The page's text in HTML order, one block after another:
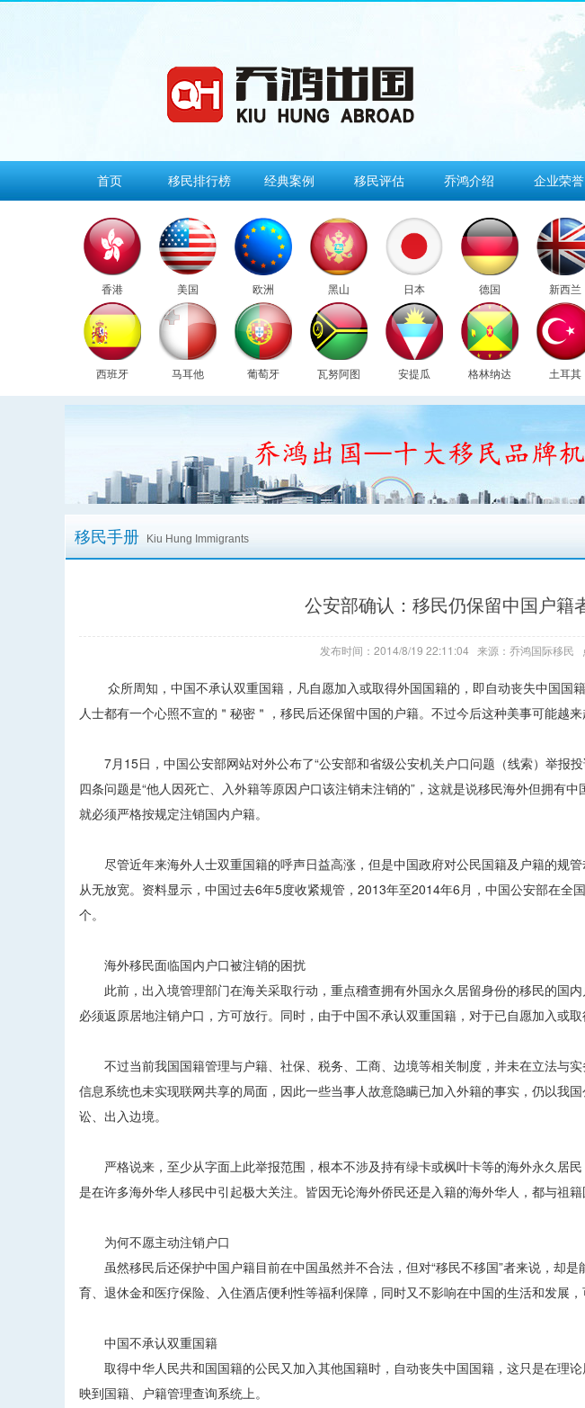
首页 移民排行榜 经典案例 移民评估 乔鸿介绍 企业荣誉
香港 美国 欧洲 黑山 日本 德国 新西兰
西班牙 马耳他 葡萄牙 瓦努阿图 安提瓜 格林纳达 土耳其
移民手册 Kiu Hung Immigrants
公安部确认：移民仍保留中国户籍
发布时间：2014/8/19 22:11:04 来源：乔鸿国际移民
众所周知，中国不承认双重国籍，凡自愿加入或取得外国国籍的，即自动丧失中国国
人士都有一个心照不宣的＂秘密＂，移民后还保留中国的户籍。不过今后这种美事可能越来
7月15日，中国公安部网站对外公布了“公安部和省级公安机关户口问题（线索）举报
四条问题是“他人因死亡、入外籍等原因户口该注销未注销的”，这就是说移民海外但拥有
就必须严格按规定注销国内户籍。
尽管近年来海外人士双重国籍的呼声日益高涨，但是中国政府对公民国籍及户籍的规
从无放宽。资料显示，中国过去6年5度收紧规管，2013年至2014年6月，中国公安部在全
个。
海外移民面临国内户口被注销的困扰
此前，出入境管理部门在海关采取行动，重点稽查拥有外国永久居留身份的移民的国内
必须返原居地注销户口，方可放行。同时，由于中国不承认双重国籍，对于已自愿加入或
不过当前我国国籍管理与户籍、社保、税务、工商、边境等相关制度，并未在立法与
信息系统也未实现联网共享的局面，因此一些当事人故意隐瞒已加入外籍的事实，仍以我
讼、出入边境。
严格说来，至少从字面上此举报范围，根本不涉及持有绿卡或枫叶卡等的海外永久居
是在许多海外华人移民中引起极大关注。皆因无论海外侨民还是入籍的海外华人，都与祖籍
为何不愿主动注销户口
虽然移民后还保护中国户籍目前在中国虽然并不合法，但对“移民不移国”者来说，却是
育、退休金和医疗保险、入住酒店便利性等福利保障，同时又不影响在中国的生活和发展，
中国不承认双重国籍
取得中华人民共和国国籍的公民又加入其他国籍时，自动丧失中国国籍，这只是在理
映到国籍、户籍管理查询系统上。